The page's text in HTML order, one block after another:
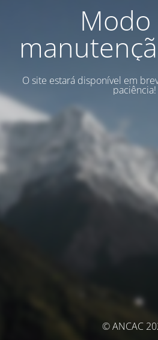
Modo
O site estará disponível em
paciência!
© ANCAC